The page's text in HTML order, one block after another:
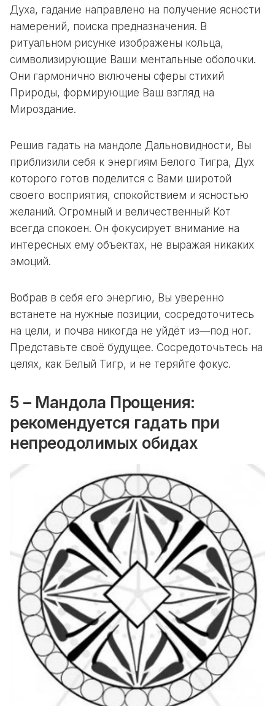
Духа, гадание направлено на получение ясности
намерений, поиска предназначения. В
ритуальном рисунке изображены кольца,
символизирующие Ваши ментальные оболочки.
Они гармонично включены сферы стихий
Природы, формирующие Ваш взгляд на
Мироздание.
Решив гадать на мандоле Дальновидности, Вы
приблизили себя к энергиям Белого Тигра, Дух
которого готов поделится с Вами широтой
своего восприятия, спокойствием и ясностью
желаний. Огромный и величественный Кот
всегда спокоен. Он фокусирует внимание на
интересных ему объектах, не выражая никаких
эмоций.
Вобрав в себя его энергию, Вы уверенно
встанете на нужные позиции, сосредоточитесь
на цели, и почва никогда не уйдёт из—под ног.
Представьте своё будущее. Сосредоточьтесь на
целях, как Белый Тигр, и не теряйте фокус.
5 – Мандола Прощения:
рекомендуется гадать при
непреодолимых обидах